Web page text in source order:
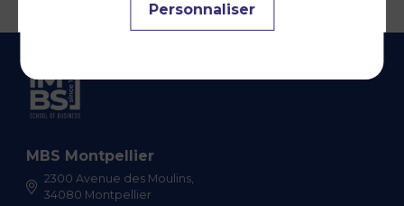
MBS Montpellier
2300 Avenue des Moulins,
34080 Montpellier
Personnaliser